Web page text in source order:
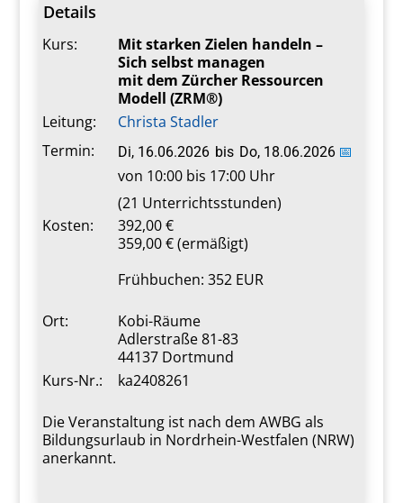
Details
Kurs:
Mit starken Zielen handeln –
Sich selbst managen
mit dem Zürcher Ressourcen
Modell (ZRM®)
Leitung:
Christa Stadler
Termin:
Di, 16.06.2026 bis Do, 18.06.2026 📅
von 10:00 bis 17:00 Uhr
(21 Unterrichtsstunden)
Kosten:
392,00 €
359,00 € (ermäßigt)
Frühbuchen: 352 EUR
Ort:
Kobi-Räume
Adlerstraße 81-83
44137 Dortmund
Kurs-Nr.:
ka2408261
Die Veranstaltung ist nach dem AWBG als
Bildungsurlaub in Nordrhein-Westfalen (NRW)
anerkannt.